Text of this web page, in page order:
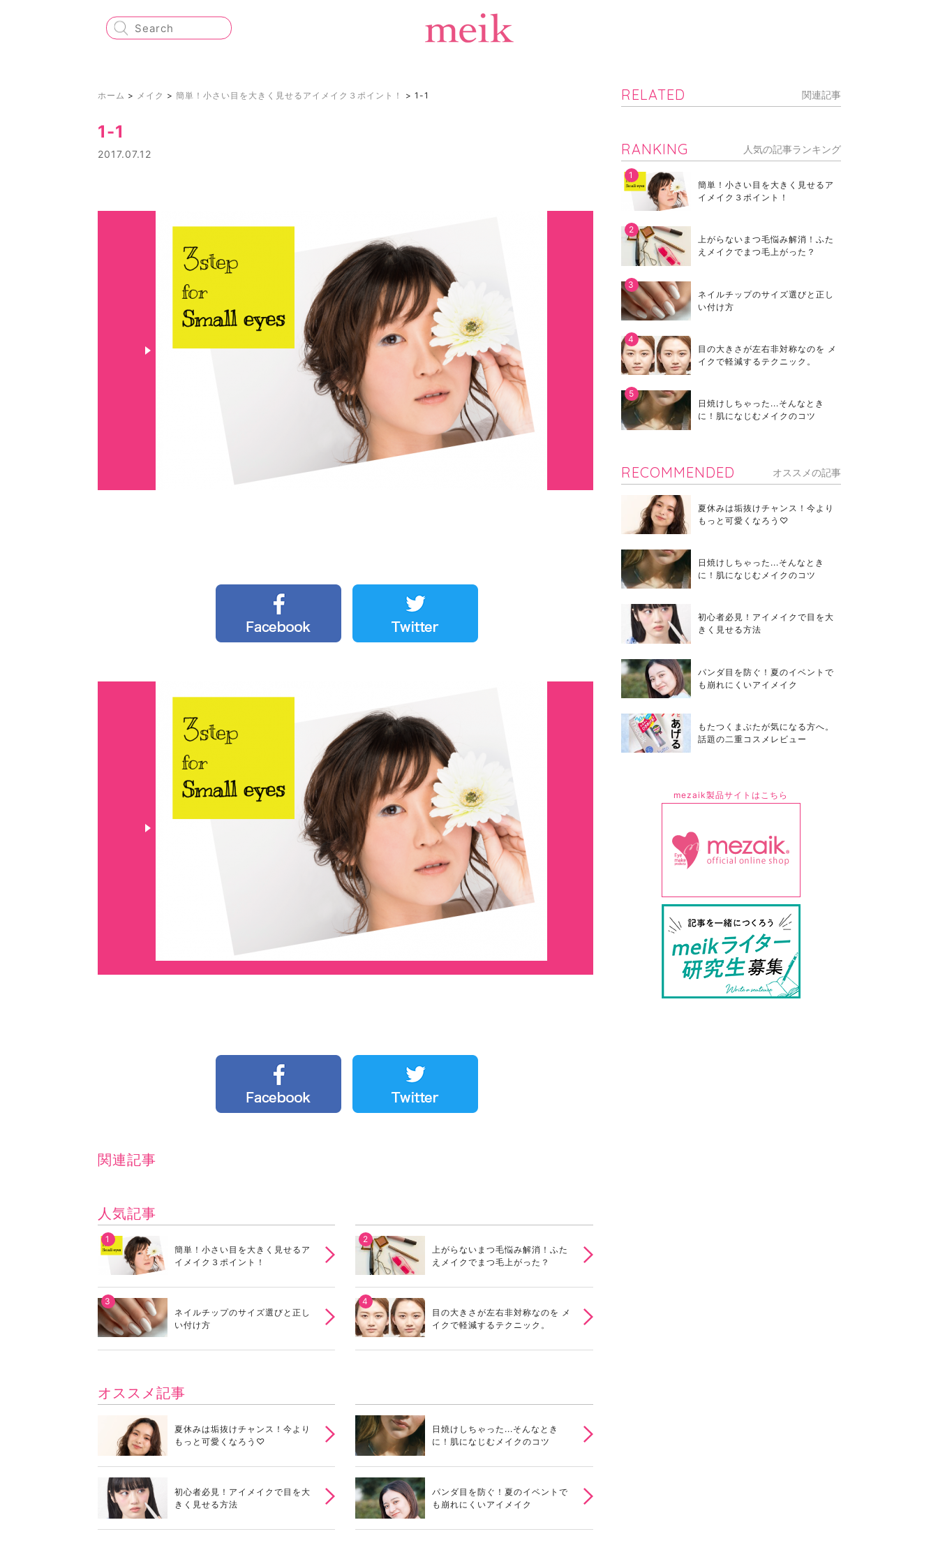
ホーム > メイク > 簡単！小さい目を大きく見せるアイメイク３ポイント！ > 1-1
1-1
2017.07.12
関連記事
人気記事
簡単！小さい目を大きく見せるア
イメイク３ポイント！
上がらないまつ毛悩み解消！ふた
えメイクでまつ毛上がった？
ネイルチップのサイズ選びと正し
い付け方
目の大きさが左右非対称なのを メ
イクで軽減するテクニック。
オススメ記事
夏休みは垢抜けチャンス！今より
もっと可愛くなろう♡
日焼けしちゃった...そんなとき
に！肌になじむメイクのコツ
初心者必見！アイメイクで目を大
きく見せる方法
パンダ目を防ぐ！夏のイベントで
も崩れにくいアイメイク
RELATED 関連記事
RANKING 人気の記事ランキング
簡単！小さい目を大きく見せるア
イメイク３ポイント！
上がらないまつ毛悩み解消！ふた
えメイクでまつ毛上がった？
ネイルチップのサイズ選びと正し
い付け方
目の大きさが左右非対称なのを メ
イクで軽減するテクニック。
日焼けしちゃった...そんなとき
に！肌になじむメイクのコツ
RECOMMENDED オススメの記事
夏休みは垢抜けチャンス！今より
もっと可愛くなろう♡
日焼けしちゃった...そんなとき
に！肌になじむメイクのコツ
初心者必見！アイメイクで目を大
きく見せる方法
パンダ目を防ぐ！夏のイベントで
も崩れにくいアイメイク
もたつくまぶたが気になる方へ。
話題の二重コスメレビュー
mezaik製品サイトはこちら